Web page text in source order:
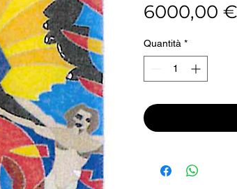
6000,00 €
Quantità *